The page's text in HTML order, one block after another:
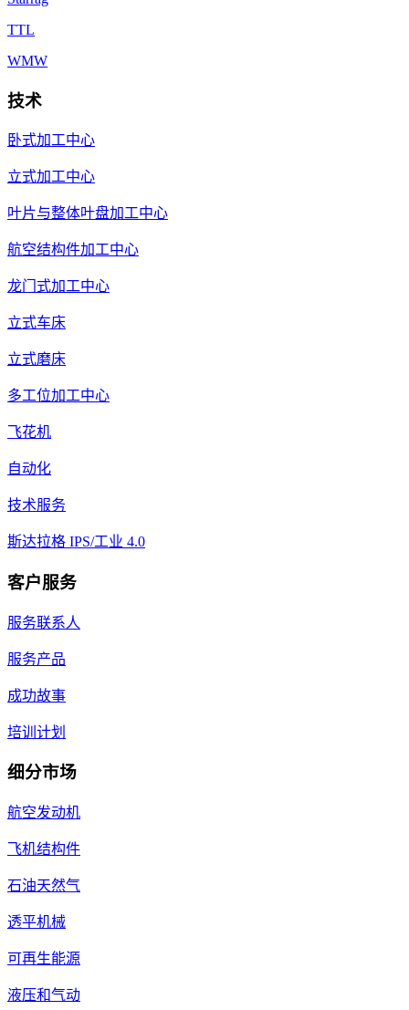
TTL
WMW
技术
卧式加工中心
立式加工中心
叶片与整体叶盘加工中心
航空结构件加工中心
龙门式加工中心
立式车床
立式磨床
多工位加工中心
飞花机
自动化
技术服务
斯达拉格 IPS/工业 4.0
客户服务
服务联系人
服务产品
成功故事
培训计划
细分市场
航空发动机
飞机结构件
石油天然气
透平机械
可再生能源
液压和气动